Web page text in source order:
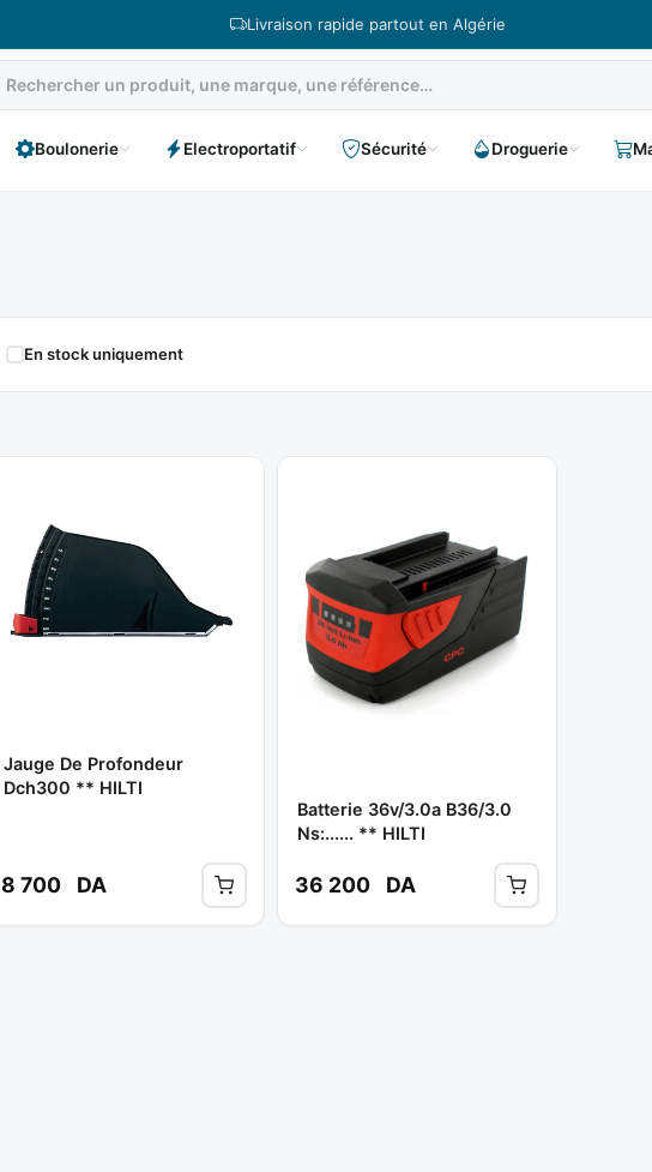
Livraison rapide partout en Algérie
Boulonerie Electroportatif Sécurité Droguerie
En stock uniquement
Jauge De Profondeur
Dch300 ** HILTI
8 700 DA
Batterie 36v/3.0a B36/3.0
Ns:...... ** HILTI
36 200 DA